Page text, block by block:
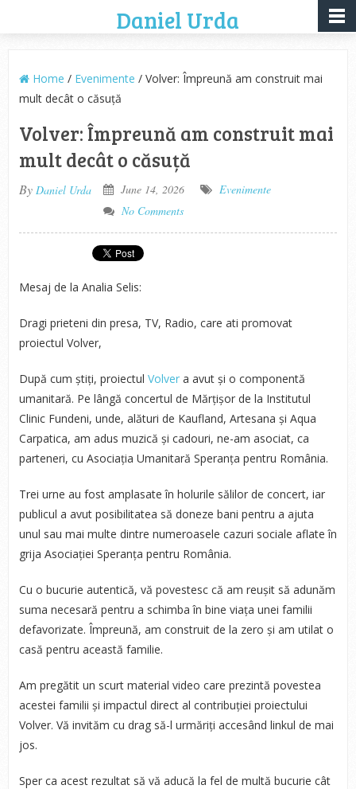
Daniel Urda
Home / Evenimente / Volver: Împreună am construit mai
mult decât o căsuță
Volver: Împreună am construit mai
mult decât o căsuță
By Daniel Urda June 14, 2026
Evenimente
No Comments
Mesaj de la Analia Selis:
Dragi prieteni din presa, TV, Radio, care ati promovat
proiectul Volver,
După cum știți, proiectul Volvera avut și o componentă
umanitară. Pe lângă concertul de Mărțișor de la Institutul
Clinic Fundeni, unde, alături de Kaufland, Artesana și Aqua
Carpatica, am adus muzică și cadouri, ne-am asociat, ca
parteneri, cu Asociația Umanitară Speranța pentru România.
Trei urne au fost amplasate în holurile sălilor de concert, iar
publicul a avut posibilitatea să doneze bani pentru a ajuta
unul sau mai multe dintre numeroasele cazuri sociale aflate în
grija Asociației Speranța pentru România.
Cu o bucurie autentică, vă povestesc că am reușit să adunăm
suma necesară pentru a schimba în bine viața unei familii
defavorizate. Împreună, am construit de la zero și am utilat o
casă pentru această familie.
Am pregătit un scurt material video care prezintă povestea
acestei familii și impactul direct al contribuției proiectului
Volver. Vă invităm cu drag să-l urmăriți accesând linkul de mai
jos.
Sper ca acest rezultat să vă aducă la fel de multă bucurie cât